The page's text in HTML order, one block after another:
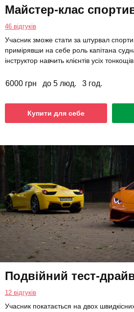
Майстер-клас
46 відгуків
Учасник зможе стати за штурвал
примірявши на себе роль капітана
інструктор навчить клієнтів усіх
6000 грн до 5 люд. 3 год.
Купити для себе
Подвійний тест-
12 відгуків
Учасник покатається на двох